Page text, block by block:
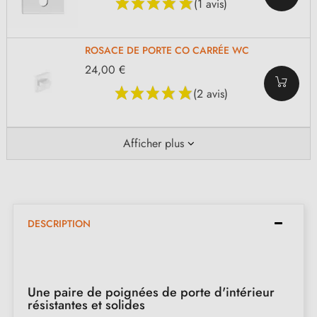
(1 avis)
ROSACE DE PORTE CO CARRÉE WC
(2 avis)
24,00 €
Afficher plus
DESCRIPTION
Une paire de poignées de porte d'intérieur
résistantes et solides